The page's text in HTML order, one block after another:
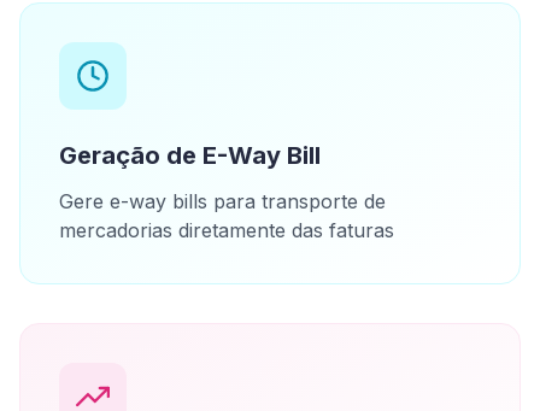
Geração de E-Way Bill
Gere e-way bills para transporte de
mercadorias diretamente das faturas